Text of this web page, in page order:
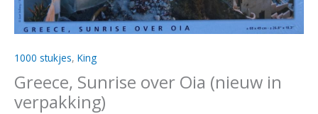
1000 stukjes, King
Greece, Sunrise over Oia (nieuw in
verpakking)